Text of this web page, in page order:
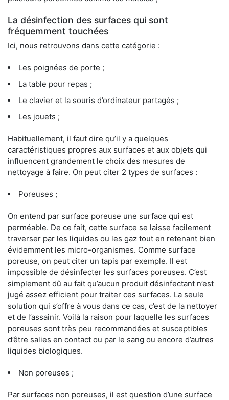
La désinfection des surfaces qui sont
fréquemment touchées
Ici, nous retrouvons dans cette catégorie :
Les poignées de porte ;
La table pour repas ;
Le clavier et la souris d’ordinateur partagés ;
Les jouets ;
Habituellement, il faut dire qu’il y a quelques
caractéristiques propres aux surfaces et aux objets qui
influencent grandement le choix des mesures de
nettoyage à faire. On peut citer 2 types de surfaces :
Poreuses ;
On entend par surface poreuse une surface qui est
perméable. De ce fait, cette surface se laisse facilement
traverser par les liquides ou les gaz tout en retenant bien
évidemment les micro-organismes. Comme surface
poreuse, on peut citer un tapis par exemple. Il est
impossible de désinfecter les surfaces poreuses. C’est
simplement dû au fait qu’aucun produit désinfectant n’est
jugé assez efficient pour traiter ces surfaces. La seule
solution qui s’offre à vous dans ce cas, c’est de la nettoyer
et de l’assainir. Voilà la raison pour laquelle les surfaces
poreuses sont très peu recommandées et susceptibles
d’être salies en contact ou par le sang ou encore d’autres
liquides biologiques.
Non poreuses ;
Par surfaces non poreuses, il est question d’une surface